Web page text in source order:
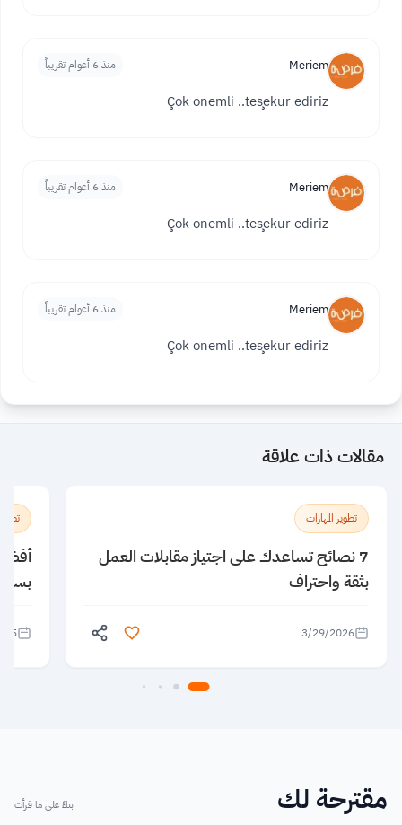
Meriem منذ 6 أعوام تقريباً
Çok onemli ..teşekur ediriz
Meriem منذ 6 أعوام تقريباً
Çok onemli ..teşekur ediriz
Meriem منذ 6 أعوام تقريباً
Çok onemli ..teşekur ediriz
مقالات ذات علاقة
تطوير المهارات
7 نصائح تساعدك على اجتياز مقابلات العمل
بثقة واحتراف
3/29/2026
مقترحة لك بناءً على ما قرأت